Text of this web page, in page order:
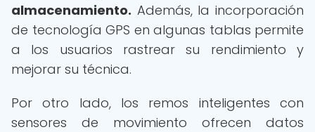
almacenamiento. Además, la incorporación
de tecnología GPS en algunas tablas permite
a los usuarios rastrear su rendimiento y
mejorar su técnica.
Por otro lado, los remos inteligentes con
sensores de movimiento ofrecen datos